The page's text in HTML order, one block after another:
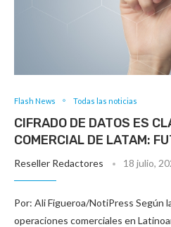
Flash News Todas las noticias
CIFRADO DE DATOS ES
COMERCIAL DE LATAM:
Reseller Redactores 18 julio,
Por: Ali Figueroa/NotiPress Según
operaciones comerciales en